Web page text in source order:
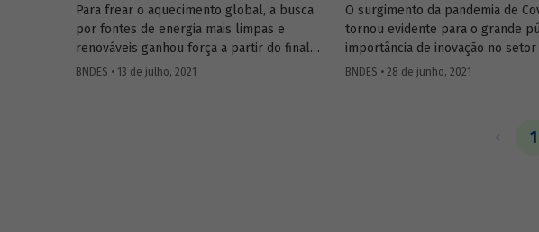
Para frear o aquecimento global, a busca
por fontes de energia mais limpas e
renováveis ganhou força a partir do final
do século XX, contribuindo para o esforço
BNDES • 13 de julho, 2021
O surgimento da pandemia de
tornou evidente para o grande
importância de inovação no setor
em especial, no ramo
as medidas adotadas na área de
BNDES • 28 de junho, 2021
1